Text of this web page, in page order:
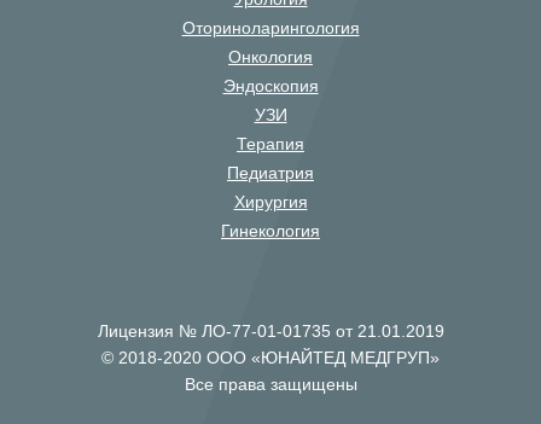
Оториноларингология
Онкология
Эндоскопия
УЗИ
Терапия
Педиатрия
Хирургия
Гинекология
Лицензия № ЛО-77-01-01735 от 21.01.2019
© 2018-2020 ООО «ЮНАЙТЕД МЕДГРУП»
Все права защищены